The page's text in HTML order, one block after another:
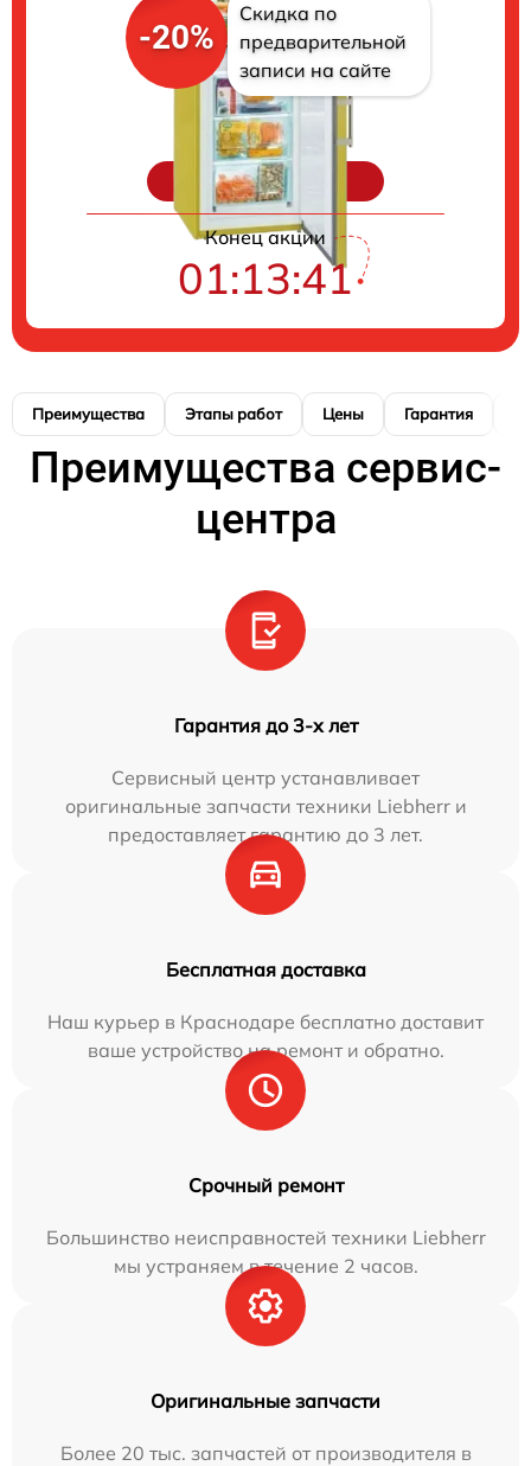
-20%
Скидка по
предварительной
записи на сайте
Цены на ремонт
Конец акции
01:13:40
Преимущества Этапы работ Цены Гарантия
Преимущества сервис-
центра
Гарантия до 3-х лет
Сервисный центр устанавливает
оригинальные запчасти техники Liebherr и
предоставляет гарантию до 3 лет.
Бесплатная доставка
Наш курьер в Краснодаре бесплатно доставит
ваше устройство на ремонт и обратно.
Срочный ремонт
Большинство неисправностей техники Liebherr
мы устраняем в течение 2 часов.
Оригинальные запчасти
Более 20 тыс. запчастей от производителя в